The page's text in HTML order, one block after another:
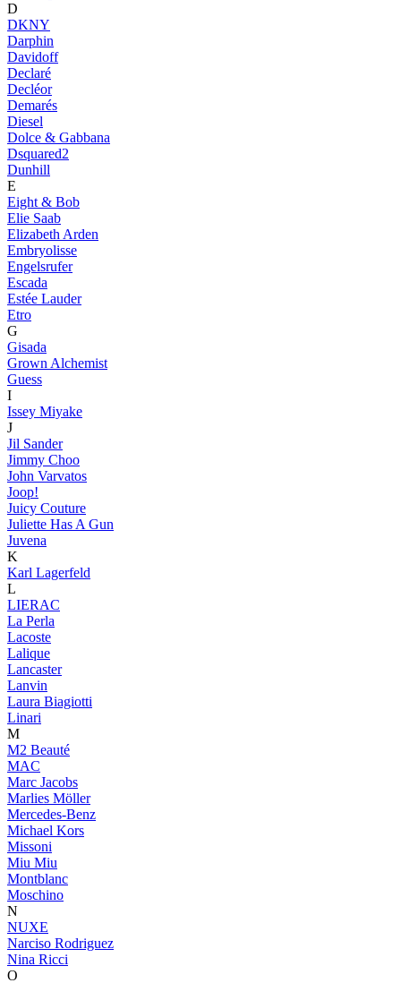
D
DKNY
Darphin
Davidoff
Declaré
Decléor
Demarés
Diesel
Dolce & Gabbana
Dsquared2
Dunhill
E
Eight & Bob
Elie Saab
Elizabeth Arden
Embryolisse
Engelsrufer
Escada
Estée Lauder
Etro
G
Gisada
Grown Alchemist
Guess
I
Issey Miyake
J
Jil Sander
Jimmy Choo
John Varvatos
Joop!
Juicy Couture
Juliette Has A Gun
Juvena
K
Karl Lagerfeld
L
LIERAC
La Perla
Lacoste
Lalique
Lancaster
Lanvin
Laura Biagiotti
Linari
M
M2 Beauté
MAC
Marc Jacobs
Marlies Möller
Mercedes-Benz
Michael Kors
Missoni
Miu Miu
Montblanc
Moschino
N
NUXE
Narciso Rodriguez
Nina Ricci
O